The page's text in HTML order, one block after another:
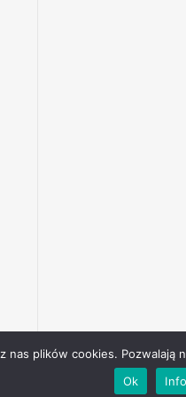
plików cookies.
Ok